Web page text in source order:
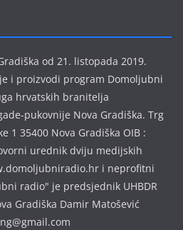
od 21. listopada 2019.
i proizvodi program Domoljubni
hrvatskih branitelja
pukovnije Nova Gradiška. Trg
1 35400 Nova Gradiška OIB :
urednik dviju medijskih
i neprofitni
radio" je predsjednik UHBDR
Gradiška Damir Matošević